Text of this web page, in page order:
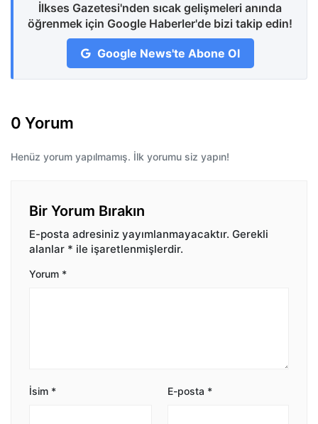
İlkses Gazetesi'nden sıcak gelişmeleri anında
öğrenmek için Google Haberler'de bizi takip edin!
Google News'te Abone Ol
0 Yorum
Henüz yorum yapılmamış. İlk yorumu siz yapın!
Bir Yorum Bırakın
E-posta adresiniz yayımlanmayacaktır. Gerekli
alanlar * ile işaretlenmişlerdir.
Yorum *
İsim * E-posta *